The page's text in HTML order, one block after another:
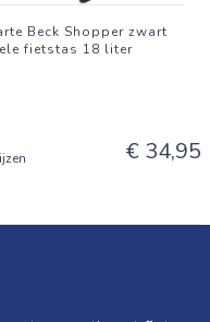
Beck Shopper zwart
fietstas 18 liter
€ 34,95